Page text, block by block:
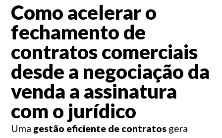
Como acelerar o
fechamento de
contratos comerciais
desde a negociação da
venda a assinatura
com o jurídico
Uma gestão eficiente de contratosgera